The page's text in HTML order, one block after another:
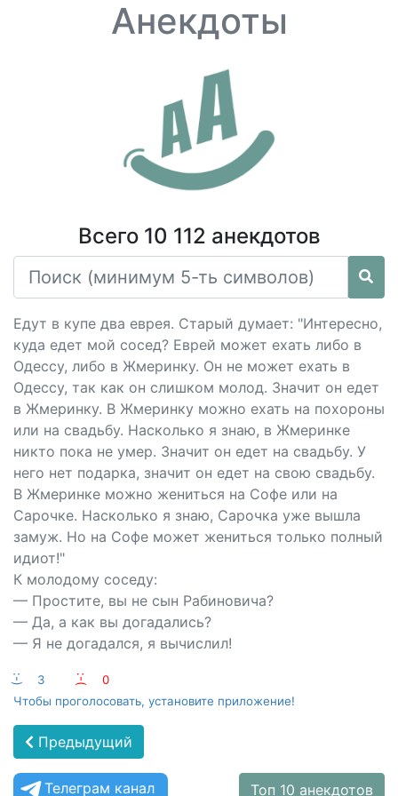
Анекдоты
Всего 10 112 анекдотов
Едут в купе два еврея. Старый думает: "Интересно,
куда едет мой сосед? Еврей может ехать либо в
Одессу, либо в Жмеринку. Он не может ехать в
Одессу, так как он слишком молод. Значит он едет
в Жмеринку. В Жмеринку можно ехать на похороны
или на свадьбу. Насколько я знаю, в Жмеринке
никто пока не умер. Значит он едет на свадьбу. У
него нет подарка, значит он едет на свою свадьбу.
В Жмеринке можно жениться на Софе или на
Сарочке. Насколько я знаю, Сарочка уже вышла
замуж. Но на Софе может жениться только полный
идиот!"
К молодому соседу:
— Простите, вы не сын Рабиновича?
— Да, а как вы догадались?
— Я не догадался, я вычислил!
:-) 3 :-(
0
Чтобы проголосовать, установите приложение!
Предыдущий
Телеграм канал Топ 10 анекдотов